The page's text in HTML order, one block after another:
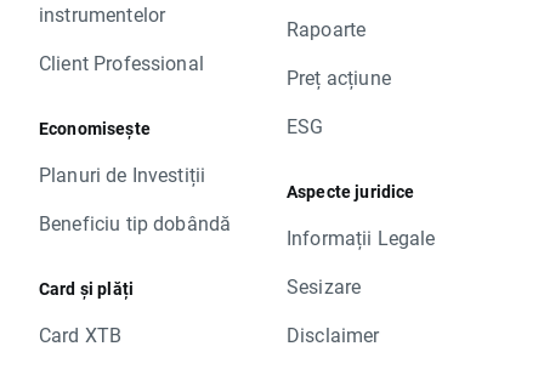
instrumentelor
Client Professional
Economisește
Planuri de Investiții
Beneficiu tip dobândă
Card și plăți
Card XTB
Rapoarte
Preț acțiune
ESG
Aspecte juridice
Informații Legale
Sesizare
Disclaimer